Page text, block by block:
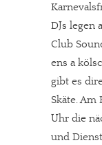
DJs legen
Club
ens a
gibt es
Skäte. Am
Uhr die
und